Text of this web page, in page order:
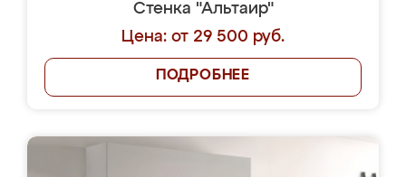
Стенка "Альтаир"
Цена: от 29 500 руб.
ПОДРОБНЕЕ